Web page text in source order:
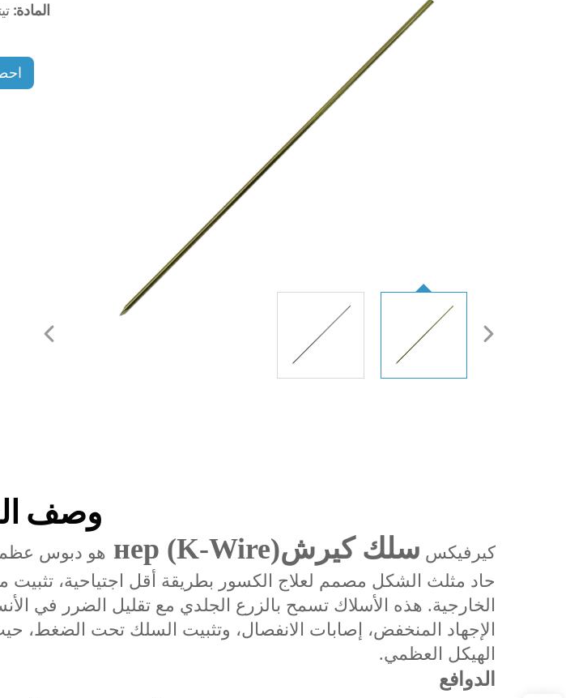
المادة:
وصف
كيرفيكس سلك كيرشнер (K-Wire)
هو دبوس عظمي
حاد مثلث الشكل مصمم لعلاج الكسور بطريقة أقل اجتياحية، تثبيت
الخارجية. هذه الأسلاك تسمح بالزرع الجلدي مع تقليل الضرر في
الإجهاد المنخفض، إصابات الانفصال، وتثبيت السلك تحت الضغط،
الهيكل العظمي.
الدوافع